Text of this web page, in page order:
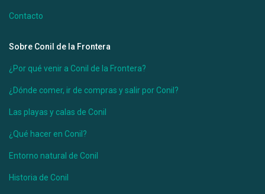
Desde 100 €
Casa Úrsula III
Contacto
Sobre Conil de la Frontera
¿Por qué venir a Conil de la Frontera?
¿Dónde comer, ir de compras y salir por Conil?
Las playas y calas de Conil
¿Qué hacer en Conil?
Entorno natural de Conil
Historia de Conil